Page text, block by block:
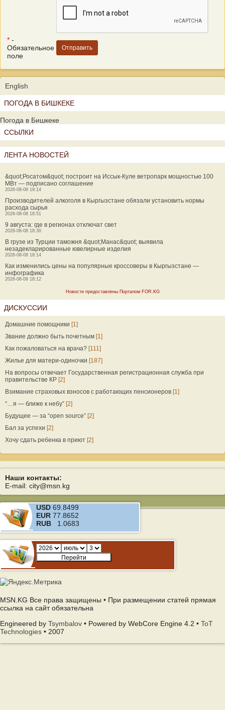
* -
Обязательное
поле
English
ПОГОДА В БИШКЕКЕ
Погода в Бишкеке
ССЫЛКИ
ЛЕНТА НОВОСТЕЙ
&quot;Росатом&quot; построит на Иссык-Куле ветропарк мощностью 100
МВт — подписано соглашение
2026-08-08 19:14
Производителей алкоголя в Кыргызстане обязали установить нормы
расхода сырья
2026-08-08 18:51
9 августа: где в регионах отключат свет
2026-08-08 18:30
В грузе из Турции таможня &quot;Манас&quot; выявила
незадекларированные ювелирные изделия
2026-08-08 18:14
Как изменились цены на популярные кроссоверы в Кыргызстане —
инфографика
2026-08-08 18:12
Новости предоставлены Порталом FOR.KG
ДИСКУССИИ
Домашние помощники [1]
Звание должно быть почетным [1]
Как пожаловаться на врача? [111]
Жилье для матери-одиночки [187]
На вопросы отвечает Государственная регистрационная служба при
правительстве КР [2]
Взимание страховых взносов с работающих пенсионеров [1]
“…я — ближе к небу” [2]
Будущее — за “open source” [2]
Бал за успехи [2]
Хочу сдать ребенка в приют [2]
Наши контакты:
E-mail: city@msn.kg
USD 69.8499
EUR 77.8652
RUB 1.0683
MSN.KG Все права защищены • При размещении статей прямая
ссылка на сайт обязательна
Engineered by Tsymbalov • Powered by WebCore Engine 4.2 • ToT
Technologies • 2007